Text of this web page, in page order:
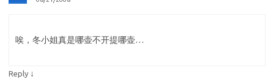
唉，冬小姐真是哪壶不开提哪壶…
Reply ↓